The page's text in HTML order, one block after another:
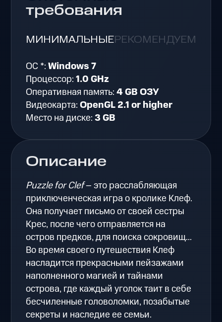
Описание
Puzzle for Clef– это расслабляющая
приключенческая игра о кролике Клеф.
Она получает письмо от своей сестры
Крес, после чего отправляется на
остров предков, для поиска сокровищ...
Во время своего путешествия Клеф
насладится прекрасными пейзажами
наполненного магией и тайнами
острова, где каждый уголок таит в себе
бесчиленные головоломки, позабытые
секреты и наследие ее семьи.
требования
МИНИМАЛЬНЫЕРЕКОМЕНДУЕМЫЕ
ОС *:Windows 7
Процессор:1.0 GHz
Оперативная память:4 GB ОЗУ
Видеокарта:OpenGL 2.1 or higher
Место на диске:3 GB